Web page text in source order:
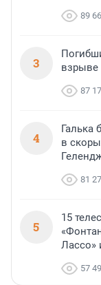
89
3
взрыве
87
4
Галька
в
81
5
15
Лассо»
57